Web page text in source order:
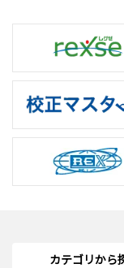
カテゴリから